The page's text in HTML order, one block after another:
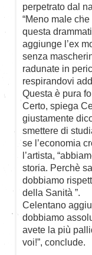
perpetrato dal
“Meno male
questa
aggiunge l’ex
senza
radunate in
respirandovi
Questa è pura
Certo, spiega
giustamente
smettere di
se l’economia
l’artista,
storia. Perchè
dobbiamo
della Sanità ”.
Celentano
dobbiamo
avete la più
voi!”, conclude.